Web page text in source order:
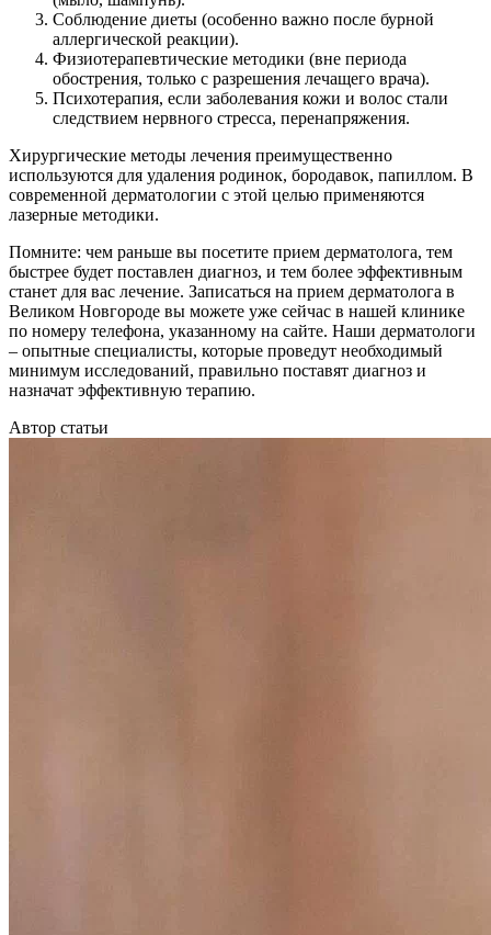
Соблюдение диеты (особенно важно после бурной
аллергической реакции).
Физиотерапевтические методики (вне периода
обострения, только с разрешения лечащего врача).
Психотерапия, если заболевания кожи и волос стали
следствием нервного стресса, перенапряжения.
Хирургические методы лечения преимущественно
используются для удаления родинок, бородавок, папиллом. В
современной дерматологии с этой целью применяются
лазерные методики.
Помните: чем раньше вы посетите прием дерматолога, тем
быстрее будет поставлен диагноз, и тем более эффективным
станет для вас лечение. Записаться на прием дерматолога в
Великом Новгороде вы можете уже сейчас в нашей клинике
по номеру телефона, указанному на сайте. Наши дерматологи
– опытные специалисты, которые проведут необходимый
минимум исследований, правильно поставят диагноз и
назначат эффективную терапию.
Автор статьи